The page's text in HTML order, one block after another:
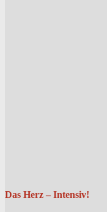
Das Herz – Intensiv!